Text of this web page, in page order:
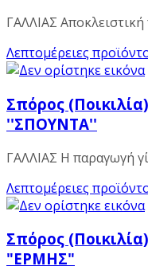
ΓΑΛΛΙΑΣ Αποκλειστική
Λεπτομέρειες
Σπόρος
''ΣΠΟΥΝΤΑ''
ΓΑΛΛΙΑΣ Η παραγωγή
Λεπτομέρειες
Σπόρος
"ΕΡΜΗΣ"